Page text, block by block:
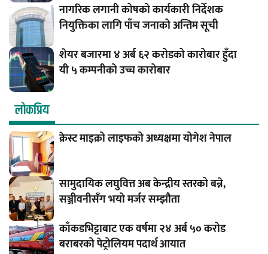
नागरिक लगानी कोषको कार्यकारी निर्देशक
नियुक्तिका लागि पाँच जनाको अन्तिम सूची
शेयर बजारमा ४ अर्ब ६२ करोडको कारोबार हुँदा
यी ५ कम्पनीको उच्च कारोबार
लाेकप्रिय
क्रेस्ट माइक्रो लाइफको अध्यक्षमा योगेश नेपाल
सामुदायिक लघुवित्त अब केन्द्रीय स्तरको बन्ने,
सञ्जीवनीसँग भयो मर्जर सम्झौता
काँकडभिट्टाबाट एक वर्षमा २४ अर्ब ५० करोड
बराबरको पेट्रोलियम पदार्थ आयात